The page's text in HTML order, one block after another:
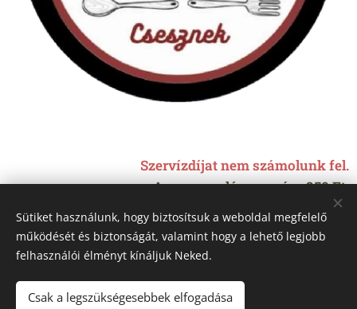
Szervízdíjat nem számolunk fel.
A csomagolóanyag ára 250 Ft.
Adatkezelési Tájékoztató
Sütiket használunk, hogy biztosítsuk a weboldal megfelelő
működését és biztonságát, valamint hogy a lehető legjobb
felhasználói élményt kínáljuk Neked.
Csak a legszükségesebbek elfogadása